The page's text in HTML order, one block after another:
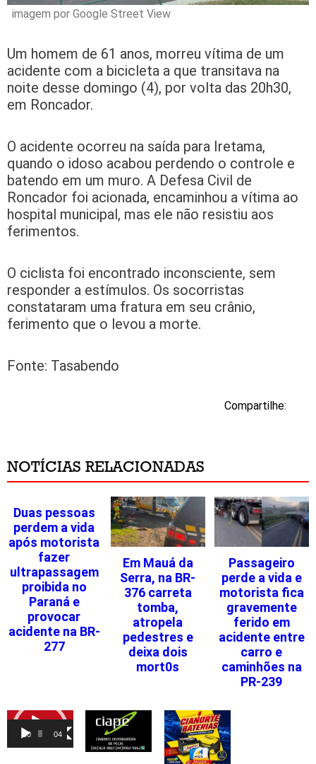
imagem por Google Street View
Um homem de 61 anos, morreu vítima de um
acidente com a bicicleta a que transitava na
noite desse domingo (4), por volta das 20h30,
em Roncador.
O acidente ocorreu na saída para Iretama,
quando o idoso acabou perdendo o controle e
batendo em um muro. A Defesa Civil de
Roncador foi acionada, encaminhou a vítima ao
hospital municipal, mas ele não resistiu aos
ferimentos.
O ciclista foi encontrado inconsciente, sem
responder a estímulos. Os socorristas
constataram uma fratura em seu crânio,
ferimento que o levou a morte.
Fonte: Tasabendo
Compartilhe:
NOTÍCIAS RELACIONADAS
Duas pessoas
perdem a vida
após motorista
fazer
ultrapassagem
proibida no
Paraná e
provocar
acidente na BR-
277
Em Mauá da
Serra, na BR-
376 carreta
tomba,
atropela
pedestres e
deixa dois
mort0s
Passageiro
perde a vida e
motorista fica
gravemente
ferido em
acidente entre
carro e
caminhões na
PR-239
Tocador
00:00 04:46